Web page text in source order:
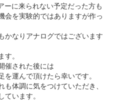
ーに来られない予定だった方も
会を実験的ではありますが作っ
かなりアナログではございます
。
催された後には
運んで頂けたら幸いです。
体調に気をつけていただき、
います。